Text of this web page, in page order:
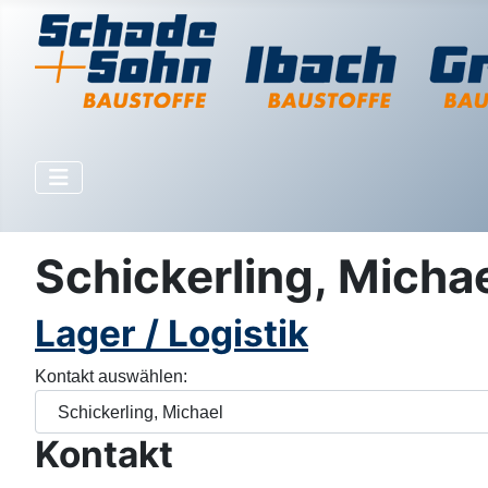
Schickerling,
Lager / Logistik
Kontakt auswählen:
Kontakt